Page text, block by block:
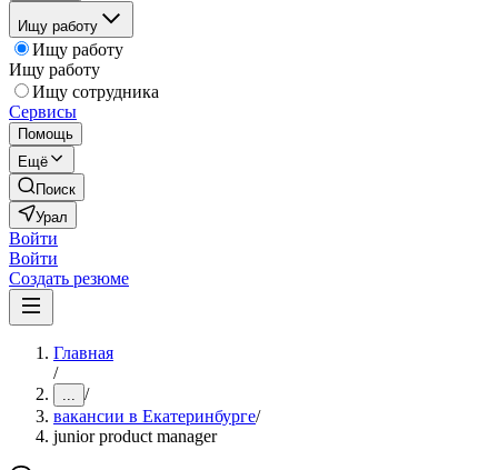
Ищу работу
Ищу работу
Ищу работу
Ищу сотрудника
Сервисы
Помощь
Ещё
Поиск
Урал
Войти
Войти
Создать резюме
Главная
/
... /
вакансии в Екатеринбурге/
junior product manager